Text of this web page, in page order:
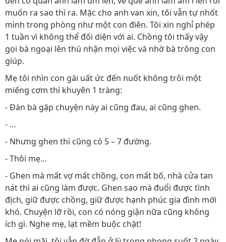
muốn ra sao thì ra. Mặc cho anh van xin, tôi vẫn tự nhốt
mình trong phòng như một con điên. Tôi xin nghỉ phép
1 tuần vì không thể đối diện với ai. Chồng tôi thấy vậy
gọi bà ngoại lên thú nhận mọi việc và nhờ bà trông con
giúp.
Mẹ tôi nhìn con gái uất ức đến nuốt không trôi một
miếng cơm thì khuyên 1 tràng:
- Đàn bà gặp chuyện này ai cũng đau, ai cũng ghen.
- …
- Nhưng ghen thì cũng có 5 – 7 đường.
- Thôi mẹ…
- Ghen mà mất vợ mất chồng, con mất bố, nhà cửa tan
nát thì ai cũng làm được. Ghen sao mà đuổi được tình
địch, giữ được chồng, giữ được hạnh phúc gia đình mới
khó. Chuyện lỡ rồi, con có nóng giận nữa cũng không
ích gì. Nghe mẹ, lạt mềm buộc chặt!